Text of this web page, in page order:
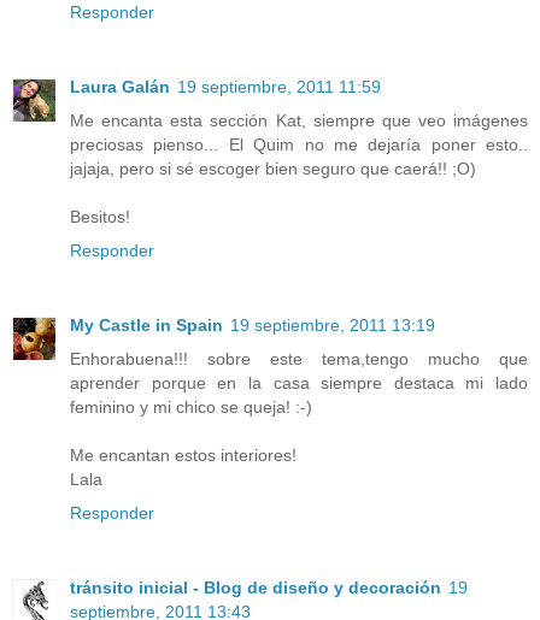
Responder
Laura Galán 19 septiembre, 2011 11:59
Me encanta esta sección Kat, siempre que veo imágenes
preciosas pienso... El Quim no me dejaría poner esto..
jajaja, pero si sé escoger bien seguro que caerá!! ;O)
Besitos!
Responder
My Castle in Spain 19 septiembre, 2011 13:19
Enhorabuena!!! sobre este tema,tengo mucho que
aprender porque en la casa siempre destaca mi lado
feminino y mi chico se queja! :-)
Me encantan estos interiores!
Lala
Responder
tránsito inicial - Blog de diseño y decoración 19
septiembre, 2011 13:43